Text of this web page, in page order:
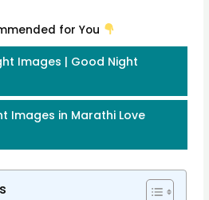
for You
Images | Good Night
Images in Marathi Love